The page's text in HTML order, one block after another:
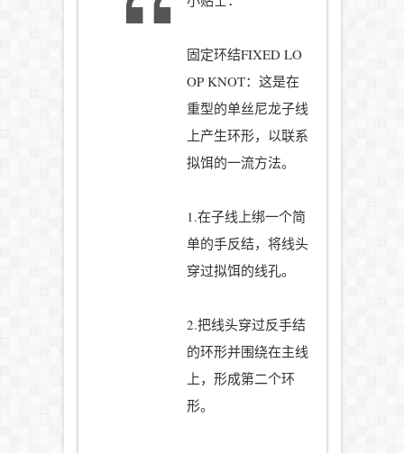
固定环结FIXED LO
OP KNOT：这是在
重型的单丝尼龙子线
上产生环形，以联系
拟饵的一流方法。
1.在子线上绑一个简
单的手反结，将线头
穿过拟饵的线孔。
2.把线头穿过反手结
的环形并围绕在主线
上，形成第二个环
形。